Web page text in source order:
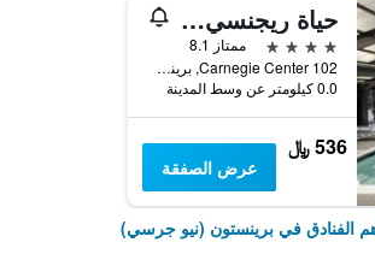
حياة ريجنسي برينستاون
4 نجوم
ممتاز 8.1
102 Carnegie Center, برينستون (نيو جرسي), NJ, الولايات المتحدة الأميريكية
0.0 كيلومتر عن وسط المدينة
536 ﷼
عرض الصفقة
الفنادق في برينستون (نيو جرسي)